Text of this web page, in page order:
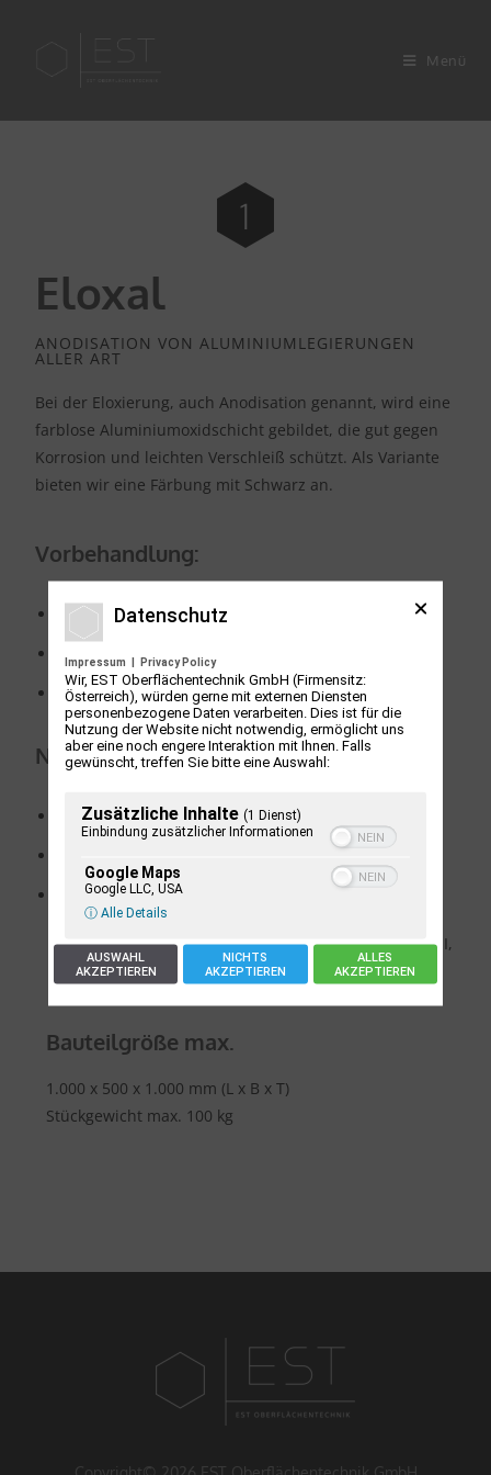
Menü
Eloxal
ANODISATION VON ALUMINIUMLEGIERUNGEN
ALLER ART
Bei der Eloxierung, auch Anodisation genannt, wird eine
farblose Aluminiumoxidschicht gebildet, die gut gegen
Korrosion und leichten Verschleiß schützt. Als Variante
bieten wir eine Färbung mit Schwarz an.
Vorbehandlung:
ohne chemischen Abtrag (gem. ÖNORM C2531)
E6
alkalische Spezialbeize (gem. ÖNORM C2531)
Glasperlstrahlenauf Anfrage
Nachbehandlung:
farblos, ungefärbt (gem. ÖNORM C2531)
Schwarzeinfärbung (gem. ÖNORM C2531)
PTFE-Imprägnierung
Das Verfahren erfüllt die Spezifikation gemäß
ÖNORM C2531, DIN 17611 sowie MIL-A-8625F, Type II,
Class 1 und 2
Bauteilgröße max.
1.000 x 500 x 1.000 mm (L x B x T)
Stückgewicht max. 100 kg
Datenschutz
Impressum Privacy Policy
Wir, EST Oberflächentechnik GmbH (Firmensitz:
Österreich), würden gerne mit externen Diensten
personenbezogene Daten verarbeiten. Dies ist für die
Nutzung der Website nicht notwendig, ermöglicht uns
aber eine noch engere Interaktion mit Ihnen. Falls
gewünscht, treffen Sie bitte eine Auswahl:
Zusätzliche Inhalte (1 Dienst)
Einbindung zusätzlicher Informationen
Google Maps
Google LLC, USA
ⓘ Alle Details
AUSWAHL
AKZEPTIEREN
NICHTS
AKZEPTIEREN
ALLES
AKZEPTIEREN